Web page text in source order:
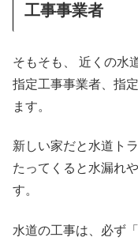
工事事業者
そもそも、 近くの水
指定工事事業者、指
ます。
新しい家だと水道ト
たってくると水漏れ
す。
水道の工事は、必ず